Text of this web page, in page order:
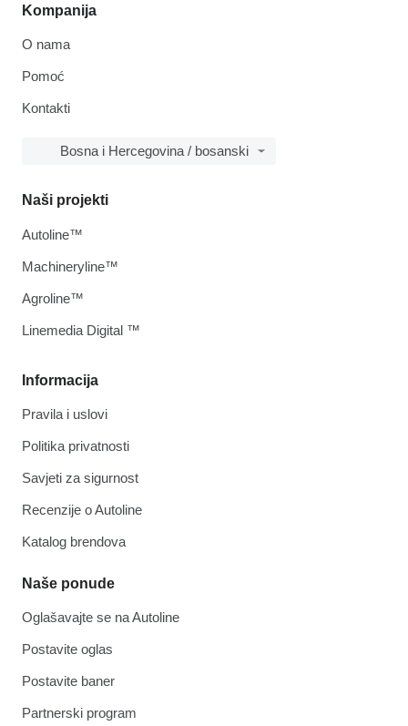
Kompanija
O nama
Pomoć
Kontakti
Bosna i Hercegovina / bosanski
Informacija
Pravila i uslovi
Politika privatnosti
Savjeti za sigurnost
Recenzije o Autoline
Katalog brendova
Naše ponude
Oglašavajte se na Autoline
Postavite oglas
Postavite baner
Partnerski program
Naši projekti
Autoline™
Machineryline™
Agroline™
Linemedia Digital ™